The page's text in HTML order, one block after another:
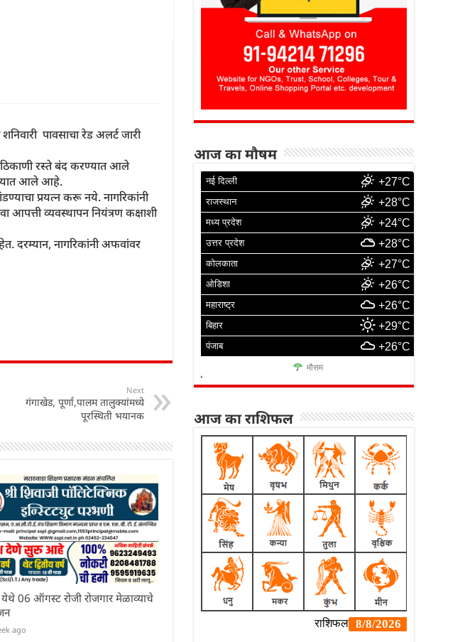
पावसाचा रेड अलर्ट जारी
ठिकाणी रस्ते बंद करण्यात आले
आले आहे.
प्रयत्न करू नये. नागरिकांनी
आपत्ती व्यवस्थापन नियंत्रण कक्षाशी
दरम्यान, नागरिकांनी अफवांवर
Next
गंगाखेड, पूर्णा,पालम तालुक्यांमध्ये
पूरस्थिती भयानक
06 ऑगस्ट रोजी रोजगार मेळाव्याचे
ago
आज का मौषम
नई दिल्ली +27°C
राजस्थान +28°C
मध्य प्रदेश +24°C
उत्तर प्रदेश +28°C
कोलकाता +27°C
ओडिशा +26°C
महाराष्ट्र +26°C
बिहार +29°C
पंजाब +26°C
मौसम
आज का राशिफल